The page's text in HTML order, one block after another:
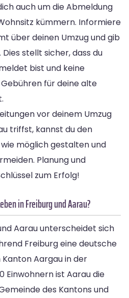
auch um die Abmeldung
kümmern. Informiere
über deinen Umzug und gib
stellt sicher, dass du
bist und keine
für deine alte
vor deinem Umzug
triffst, kannst du den
möglich gestalten und
Planung und
zum Erfolg!
in Freiburg und Aarau?
Aarau unterscheidet sich
Freiburg eine deutsche
Aargau in der
Einwohnern ist Aarau die
des Kantons und